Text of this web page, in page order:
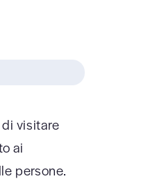
visitare
ai
persone.